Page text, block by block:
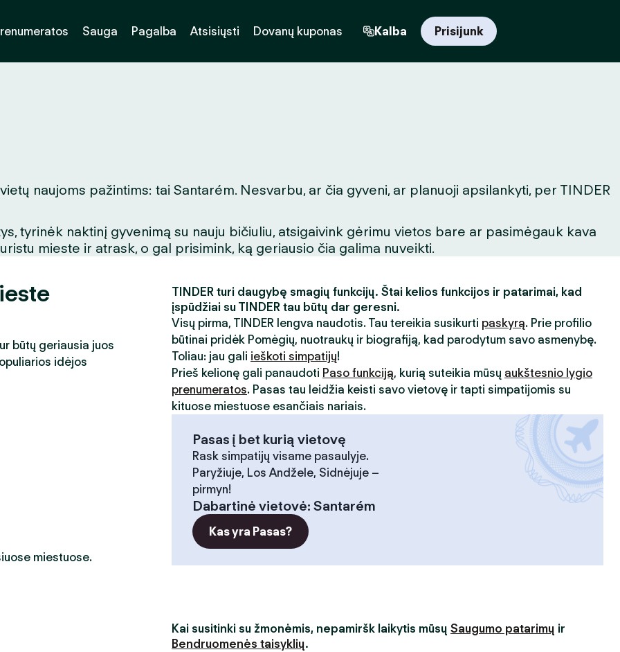
Sauga Pagalba Atsisiųsti Dovanų kuponas Kalba Prisijunk
naujoms pažintims: tai Santarém. Nesvarbu, ar čia gyveni, ar planuoji apsilankyti, per TINDER
tyrinėk naktinį gyvenimą su nauju bičiuliu, atsigaivink gėrimu vietos bare ar pasimėgauk kava
mieste ir atrask, o gal prisimink, ką geriausio čia galima nuveikti.
būtų geriausia juos
idėjos
miestuose.
TINDER turi daugybę smagių funkcijų. Štai kelios funkcijos ir patarimai, kad
įspūdžiai su TINDER tau būtų dar geresni.
Visų pirma, TINDER lengva naudotis. Tau tereikia susikurti paskyrą. Prie profilio
būtinai pridėk Pomėgių, nuotraukų ir biografiją, kad parodytum savo asmenybę.
Toliau: jau gali ieškoti simpatijų!
Prieš kelionę gali panaudoti Paso funkciją, kurią suteikia mūsų aukštesnio lygio
prenumeratos. Pasas tau leidžia keisti savo vietovę ir tapti simpatijomis su
kituose miestuose esančiais nariais.
Pasas į bet kurią vietovę
Rask simpatijų visame pasaulyje.
Paryžiuje, Los Andžele, Sidnėjuje –
pirmyn!
Dabartinė vietovė: Santarém
Kas yra Pasas?
Kai susitinki su žmonėmis, nepamiršk laikytis mūsų Saugumo patarimų ir
Bendruomenės taisyklių.